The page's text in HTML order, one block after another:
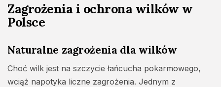
Zagrożenia i ochrona wilków w
Polsce
Naturalne zagrożenia dla wilków
Choć wilk jest na szczycie łańcucha pokarmowego,
wciąż napotyka liczne zagrożenia. Jednym z